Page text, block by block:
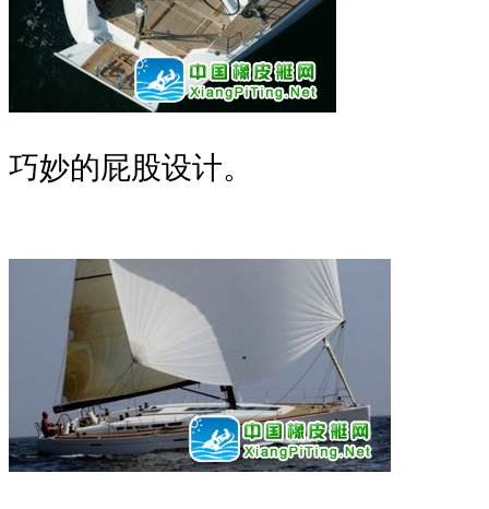
巧妙的屁股设计。